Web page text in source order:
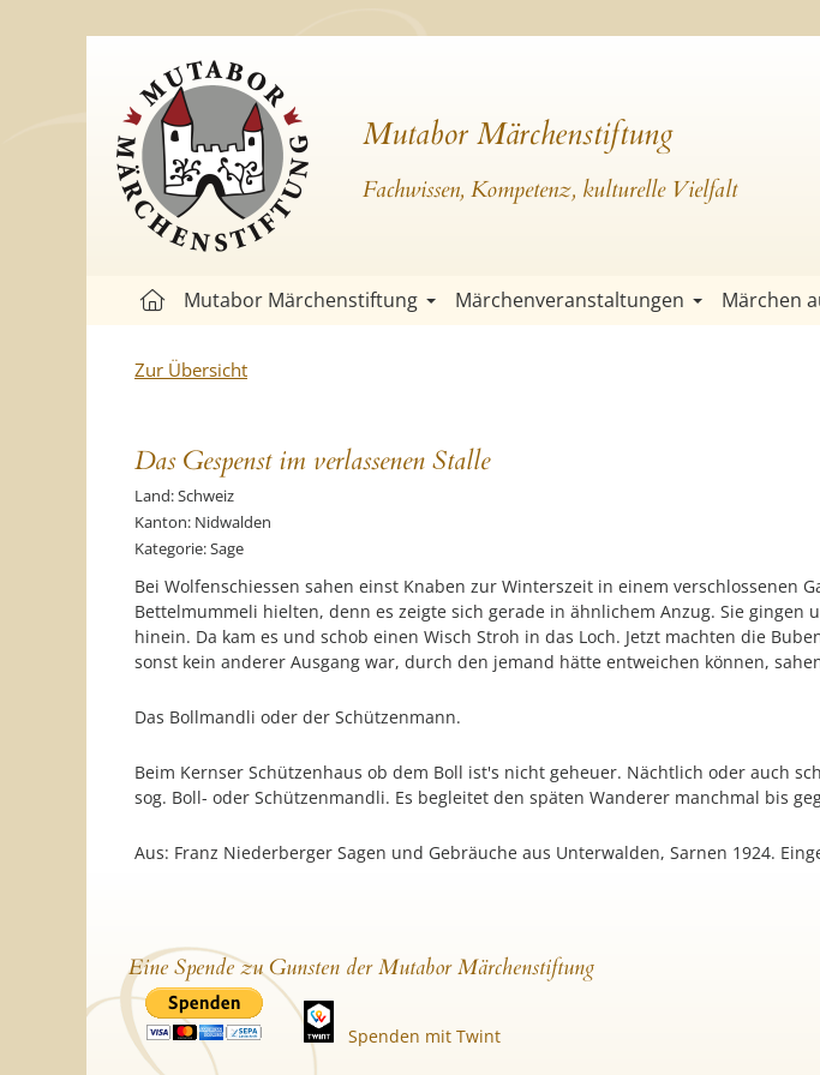
Mutabor Märchenstiftung
Fachwissen, Kompetenz, kulturelle Vielfalt
Mutabor Märchenstiftung Märchenveranstaltungen Märchen
Zur Übersicht
Das Gespenst im verlassenen Stalle
Land: Schweiz
Kanton: Nidwalden
Kategorie: Sage
Bei Wolfenschiessen sahen einst Knaben zur Winterszeit in einem verschlossenen
Bettelmummeli hielten, denn es zeigte sich gerade in ähnlichem Anzug. Sie
hinein. Da kam es und schob einen Wisch Stroh in das Loch. Jetzt machten die
sonst kein anderer Ausgang war, durch den jemand hätte entweichen können,
Das Bollmandli oder der Schützenmann.
Beim Kernser Schützenhaus ob dem Boll ist's nicht geheuer. Nächtlich oder auch
sog. Boll- oder Schützenmandli. Es begleitet den späten Wanderer manchmal bis
Aus: Franz Niederberger Sagen und Gebräuche aus Unterwalden, Sarnen 1924.
Eine Spende zu Gunsten der Mutabor Märchenstiftung
Spenden mit Twint